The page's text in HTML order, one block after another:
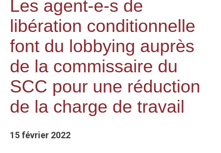
Les agent-e-s de
libération conditionnelle
font du lobbying auprès
de la commissaire du
SCC pour une réduction
de la charge de travail
15 février 2022